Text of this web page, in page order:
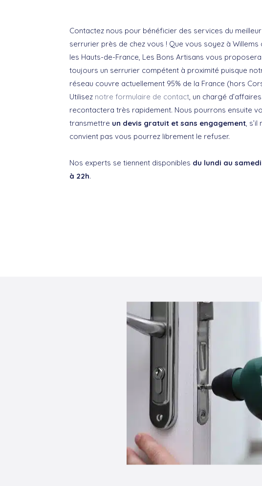
Contactez nous pour bénéficier des services du meilleur
serrurier près de chez vous ! Que vous soyez à Willems
les Hauts-de-France, Les Bons Artisans vous proposera
toujours un serrurier compétent à proximité puisque
réseau couvre actuellement 95% de la France (hors
Utilisez notre formulaire de contact, un chargé
recontactera très rapidement. Nous pourrons ensuite
transmettre un devis gratuit et sans engagement, s’il
convient pas vous pourrez librement le refuser.
Nos experts se tiennent disponibles du lundi au
à 22h.